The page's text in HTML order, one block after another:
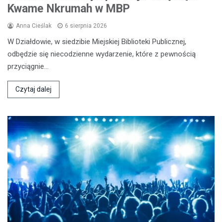
Kwame Nkrumah w MBP
Anna Cieślak 6 sierpnia 2026
W Działdowie, w siedzibie Miejskiej Biblioteki Publicznej,
odbędzie się niecodzienne wydarzenie, które z pewnością
przyciągnie…
Czytaj dalej